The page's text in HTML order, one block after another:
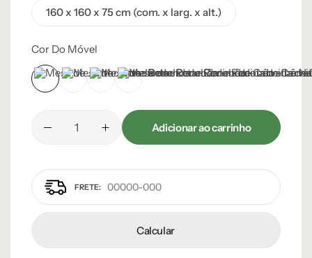
160 x 160 x 75 cm (com. x larg. x alt.)
Cor Do Móvel
CastanhoChampanhe
ÉbanoNatural
Adicionar ao carrinho
Calcular